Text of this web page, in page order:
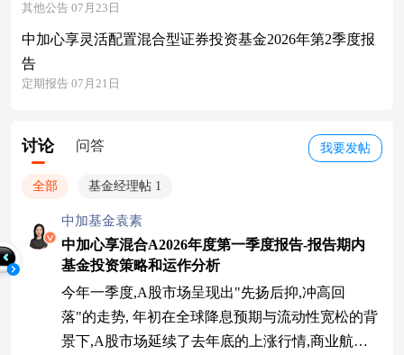
其他公告 07月23日
中加心享灵活配置混合型证券投资基金2026年第2季度报
告
定期报告 07月21日
我要发帖
讨论 问答
全部 基金经理帖 1
中加基金袁素
中加心享混合A2026年度第一季度报告-报告期内
基金投资策略和运作分析
今年一季度,A股市场呈现出"先扬后抑,冲高回
落"的走势, 年初在全球降息预期与流动性宽松的背
景下,A股市场延续了去年底的上涨行情,商业航天